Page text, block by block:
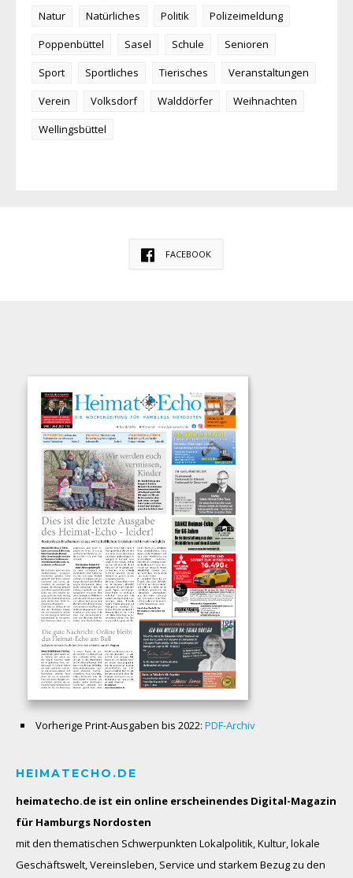
Natur
Natürliches Politik
Polizeimeldung
Poppenbüttel
Sasel Schule
Senioren
Sport
Sportliches Tierisches
Veranstaltungen
Verein
Volksdorf Walddörfer
Weihnachten
Wellingsbüttel
FACEBOOK
Vorherige Print-Ausgaben bis 2022: PDF-Archiv
HEIMATECHO.DE
heimatecho.de ist ein online erscheinendes Digital-Magazin
für Hamburgs Nordosten
mit den thematischen Schwerpunkten Lokalpolitik, Kultur, lokale
Geschäftswelt, Vereinsleben, Service und starkem Bezug zu den